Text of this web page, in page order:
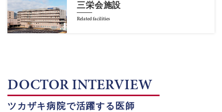
三栄会施設
Related facilities
DOCTOR INTERVIEW
ツカザキ病院で活躍する医師